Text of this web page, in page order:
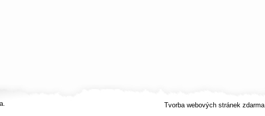
Tvorba webových stránek zdarma